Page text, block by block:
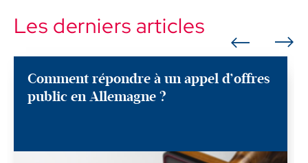
Les derniers articles
Comment répondre à un appel d’offres
public en Allemagne ?